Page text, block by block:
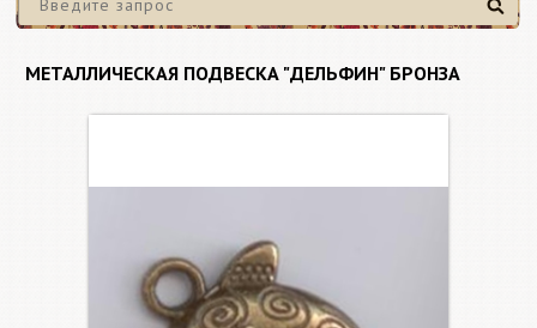
Найти
МЕТАЛЛИЧЕСКАЯ ПОДВЕСКА "ДЕЛЬФИН" БРОНЗА